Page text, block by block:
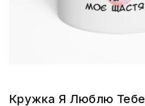
Кружка Я Люблю Тебе